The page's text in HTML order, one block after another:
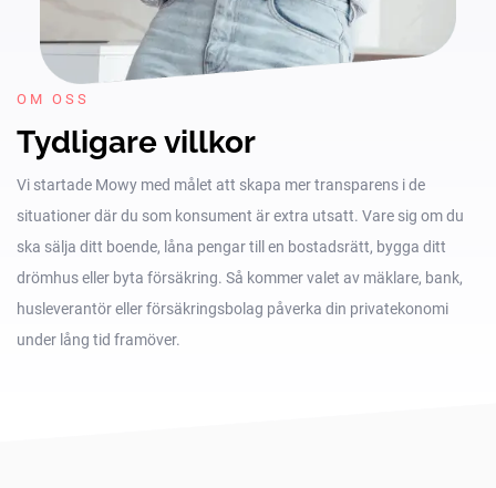
OM OSS
Tydligare villkor
Vi startade Mowy med målet att skapa mer transparens i de
situationer där du som konsument är extra utsatt. Vare sig om du
ska sälja ditt boende, låna pengar till en bostadsrätt, bygga ditt
drömhus eller byta försäkring. Så kommer valet av mäklare, bank,
husleverantör eller försäkringsbolag påverka din privatekonomi
under lång tid framöver.